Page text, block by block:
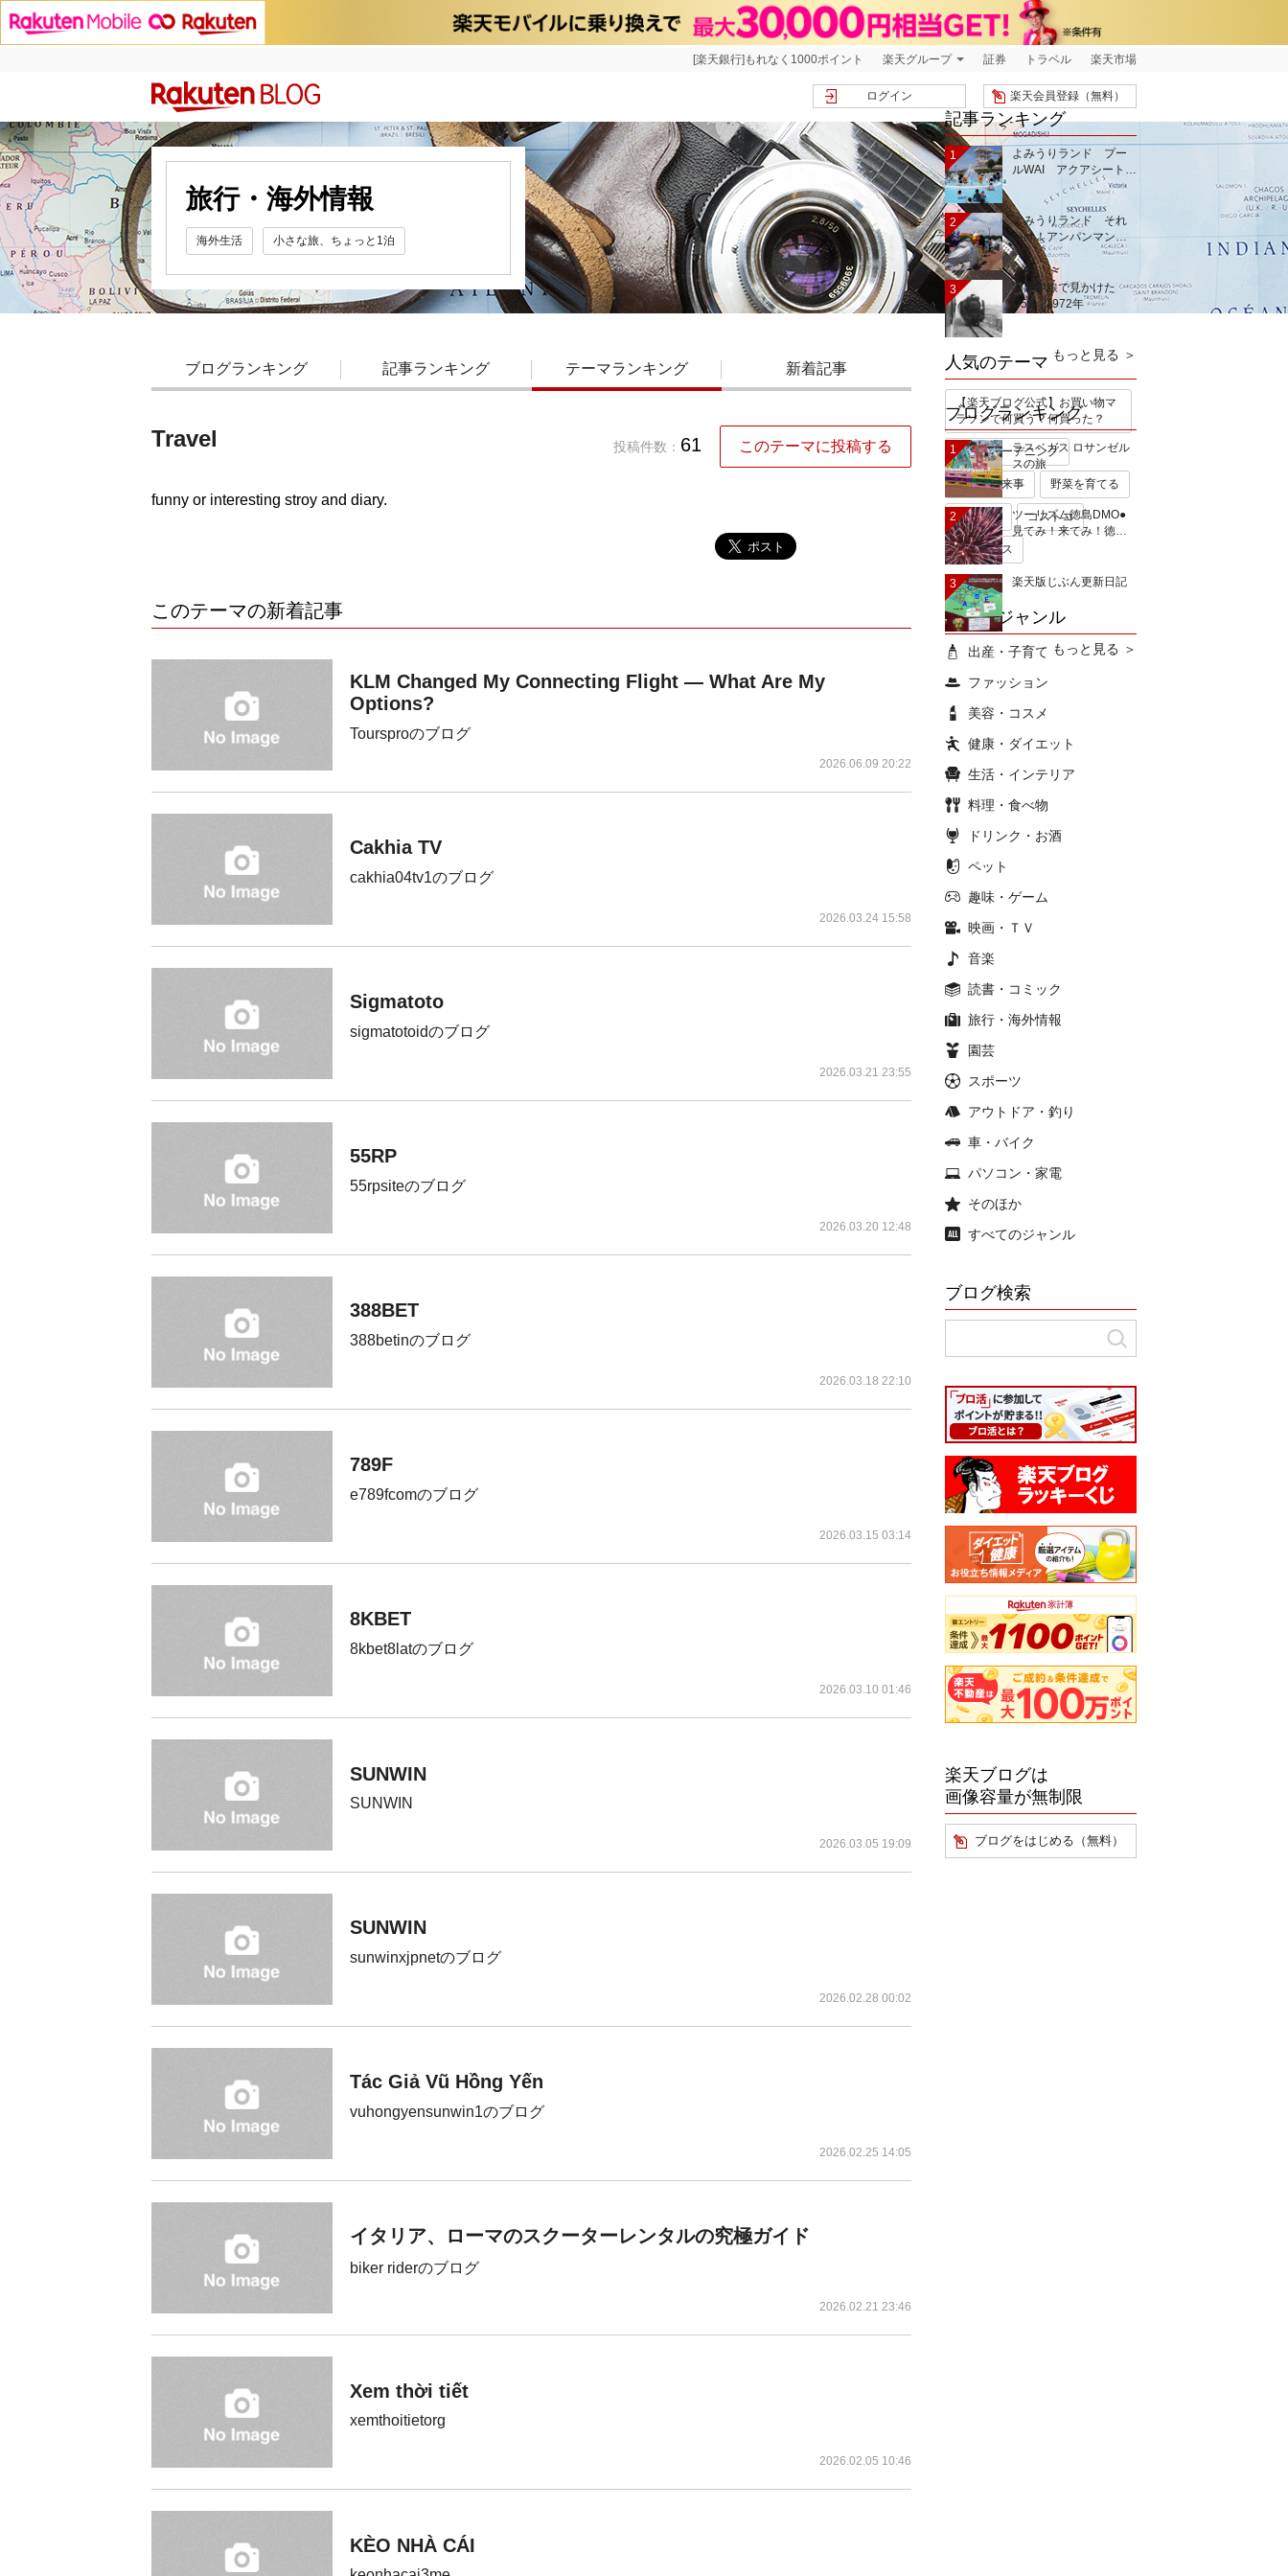
[楽天銀行]もれなく1000ポイント 楽天グループ 証券 トラベル 楽天市場
楽天会員登録（無料）
ログイン
旅行・海外情報
海外生活 小さな旅、ちょっと1泊
ブログランキング 記事ランキング テーマランキング 新着記事
Travel 投稿件数： 61 このテーマに投稿する
funny or interesting stroy and diary.
このテーマの新着記事
KLM Changed My Connecting Flight — What Are My
Options?
Toursproのブログ
2026.06.09 20:22
Cakhia TV
cakhia04tv1のブログ
2026.03.24 15:58
Sigmatoto
sigmatotoidのブログ
2026.03.21 23:55
55RP
55rpsiteのブログ
2026.03.20 12:48
388BET
388betinのブログ
2026.03.18 22:10
789F
e789fcomのブログ
2026.03.15 03:14
8KBET
8kbet8latのブログ
2026.03.10 01:46
SUNWIN
SUNWIN
2026.03.05 19:09
SUNWIN
sunwinxjpnetのブログ
2026.02.28 00:02
Tác Giả Vũ Hồng Yến
vuhongyensunwin1のブログ
2026.02.25 14:05
イタリア、ローマのスクーターレンタルの究極ガイド
biker riderのブログ
2026.02.21 23:46
Xem thời tiết
xemthoitietorg
2026.02.05 10:46
KÈO NHÀ CÁI
人気のテーマ
【楽天ブログ公式】お買い物マ
ラソンで何買う？何買った？
手作りガーデニング
今日の出来事 野菜を育てる
無印良品 コストコ
ミキハウス
ブログジャンル
出産・子育て
ファッション
美容・コスメ
健康・ダイエット
生活・インテリア
料理・食べ物
ドリンク・お酒
ペット
趣味・ゲーム
映画・ＴＶ
音楽
読書・コミック
旅行・海外情報
園芸
スポーツ
アウトドア・釣り
車・バイク
パソコン・家電
そのほか
すべてのジャンル
ブログ検索
楽天ブログは
画像容量が無制限
ブログをはじめる（無料）
記事ランキング
1
よみうりランド プー
ルWAI アクアシート…
2
よみうりランド それ
いけ！アンパンマン…
3
羽越本線で見かけた
D51 1972年
もっと見る ＞
ブログランキング
1
ラスベガス ロサンゼル
スの旅
2
ツーリズム徳島DMO●
見てみ！来てみ！徳…
3 楽天版じぶん更新日記
もっと見る ＞